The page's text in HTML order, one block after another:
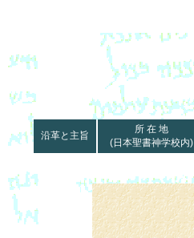
沿革と主旨
所 在 地
(日本聖書神学校内)